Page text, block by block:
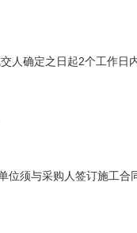
人确定之日起2个工作日
须与采购人签订施工合